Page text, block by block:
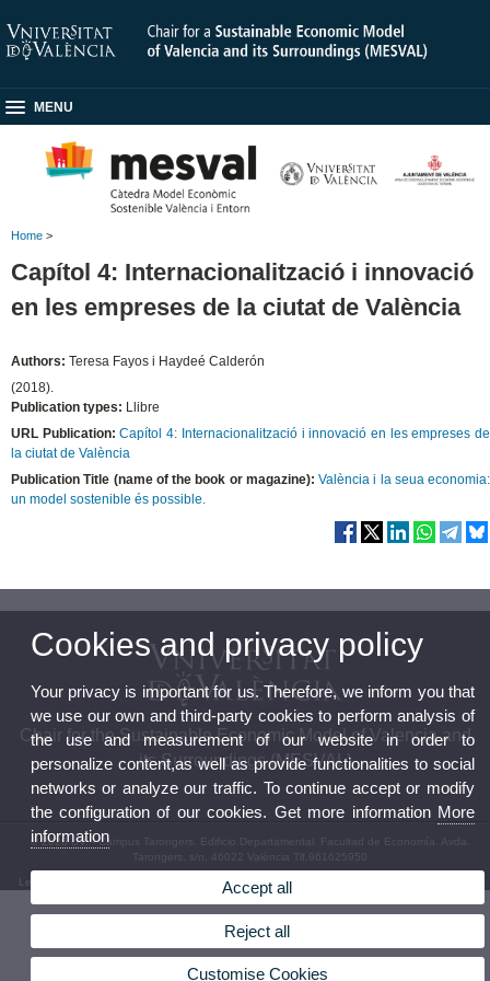
MENU
Home >
Capítol 4: Internacionalització i innovació
en les empreses de la ciutat de València
Authors: Teresa Fayos i Haydeé Calderón
(2018).
Publication types: Llibre
URL Publication:Capítol 4: Internacionalització i innovació en les empreses de
la ciutat de València
Publication Title (name of the book or magazine): València i la seua economia:
un model sostenible és possible.
Chair for the Sustainable Economic Model of Valencia and
its Surroundings (MESVAL)
© 2026 UV. - Campus Tarongers. Edificio Departamental. Facultad de Economía. Avda.
Tarongers, s/n, 46022 València Tlf.961625950
Legal Disclaimer Privacy Policy|Cookies
Cookies and privacy policy
Your privacy is important for us. Therefore, we inform you that
we use our own and third-party cookies to perform analysis of
the use and measurement of our website in order to
personalize content,as well as provide functionalities to social
networks or analyze our traffic. To continue accept or modify
the configuration of our cookies. Get more information More
information
Accept all
Reject all
Customise Cookies